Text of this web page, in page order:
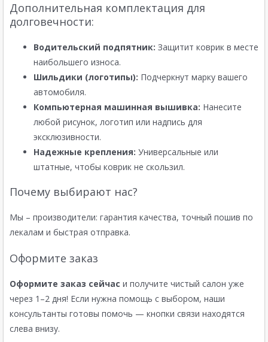
Дополнительная комплектация для
долговечности:
Водительский подпятник: Защитит коврик в месте
наибольшего износа.
Шильдики (логотипы): Подчеркнут марку вашего
автомобиля.
Компьютерная машинная вышивка: Нанесите
любой рисунок, логотип или надпись для
эксклюзивности.
Надежные крепления: Универсальные или
штатные, чтобы коврик не скользил.
Почему выбирают нас?
Мы – производители: гарантия качества, точный пошив по
лекалам и быстрая отправка.
Оформите заказ
Оформите заказ сейчас и получите чистый салон уже
через 1–2 дня! Если нужна помощь с выбором, наши
консультанты готовы помочь — кнопки связи находятся
слева внизу.